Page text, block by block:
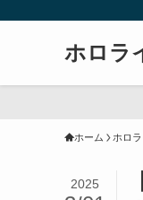
ホロラ
ホーム ホロ
2025